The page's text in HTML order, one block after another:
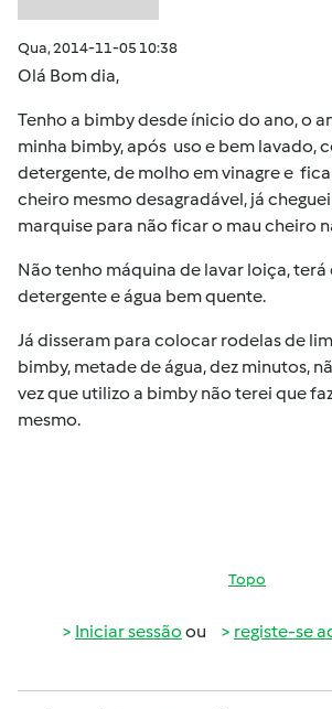
Qua, 2014-11-05 10:38
Olá Bom dia,
Tenho a bimby desde ínicio do ano, o
minha bimby, após uso e bem lavado,
detergente, de molho em vinagre e
cheiro mesmo desagradável, já
marquise para não ficar o mau cheiro
Não tenho máquina de lavar loiça, terá
detergente e água bem quente.
Já disseram para colocar rodelas de
bimby, metade de água, dez minutos,
vez que utilizo a bimby não terei que
mesmo.
Topo
Iniciar sessão ou registe-se